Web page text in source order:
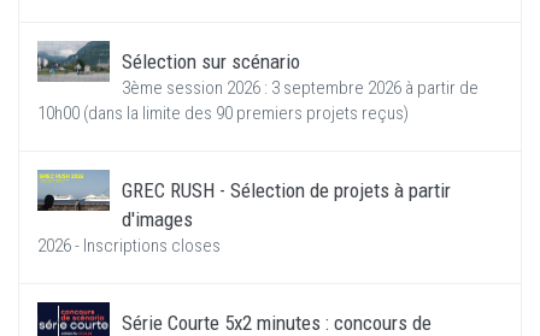
Sélection sur scénario
3ème session 2026 : 3 septembre 2026 à partir de
10h00 (dans la limite des 90 premiers projets reçus)
GREC RUSH - Sélection de projets à partir
d'images
2026 - Inscriptions closes
Série Courte 5x2 minutes : concours de